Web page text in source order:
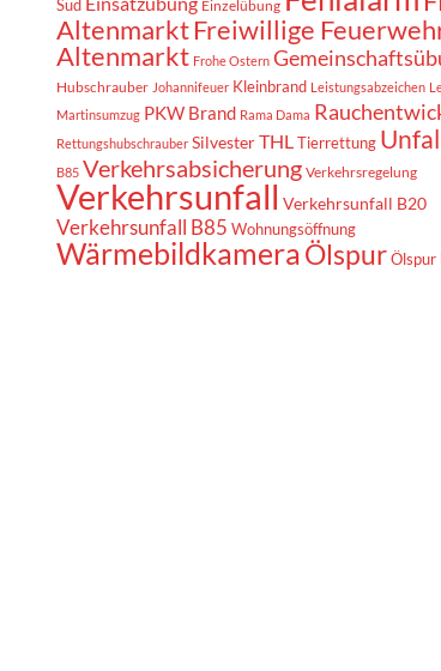
Süd
Einzelübung
AltenmarktFreiwillige
Altenmarkt Frohe Ostern
Hubschrauber Johannifeuer Kleinbrand Leistungsabzeichen
Martinsumzug PKW Brand Rama Dama
Rettungshubschrauber SilvesterTHLTierrettung
B85 Verkehrsabsicherung Verkehrsregelung
Verkehrsunfall Verkehrsunfall B20
Verkehrsunfall B85 Wohnungsöffnung
WärmebildkameraÖlspurÖlspur